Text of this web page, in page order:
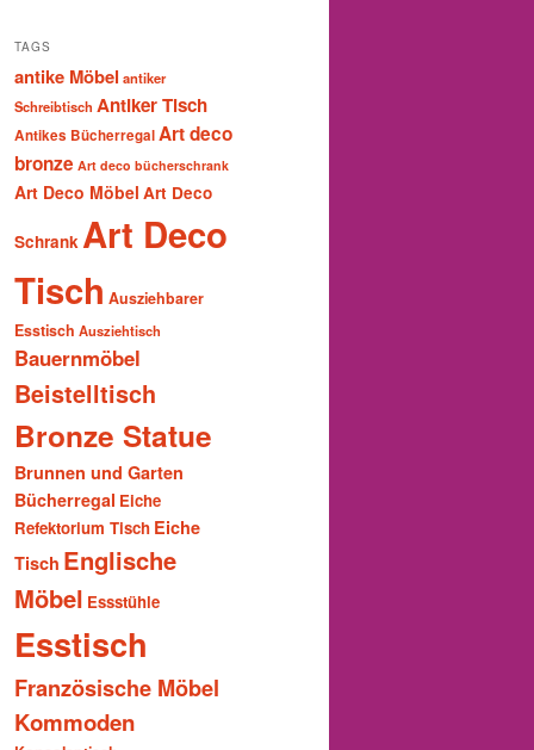
TAGS
antike Möbel antiker
Schreibtisch Antiker Tisch
Antikes BücherregalArt deco
bronze Art deco bücherschrank
Art Deco Möbel Art Deco
Schrank Art Deco
Tisch Ausziehbarer
Esstisch Ausziehtisch
Bauernmöbel
Beistelltisch
Bronze Statue
Brunnen und Garten
Bücherregal Eiche
Refektorium Tisch Eiche
Tisch Englische
Möbel Essstühle
Esstisch
Französische Möbel
Kommoden